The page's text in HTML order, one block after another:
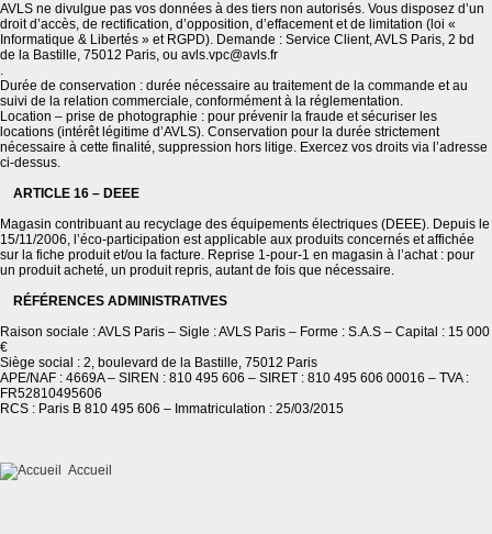
AVLS ne divulgue pas vos données à des tiers non autorisés. Vous disposez d’un
droit d’accès, de rectification, d’opposition, d’effacement et de limitation (loi «
Informatique & Libertés » et RGPD). Demande : Service Client, AVLS Paris, 2 bd
de la Bastille, 75012 Paris, ou avls.vpc@avls.fr
.
Durée de conservation : durée nécessaire au traitement de la commande et au
suivi de la relation commerciale, conformément à la réglementation.
Location – prise de photographie : pour prévenir la fraude et sécuriser les
locations (intérêt légitime d’AVLS). Conservation pour la durée strictement
nécessaire à cette finalité, suppression hors litige. Exercez vos droits via l’adresse
ci-dessus.
ARTICLE 16 – DEEE
Magasin contribuant au recyclage des équipements électriques (DEEE). Depuis le
15/11/2006, l’éco-participation est applicable aux produits concernés et affichée
sur la fiche produit et/ou la facture. Reprise 1-pour-1 en magasin à l’achat : pour
un produit acheté, un produit repris, autant de fois que nécessaire.
RÉFÉRENCES ADMINISTRATIVES
Raison sociale : AVLS Paris – Sigle : AVLS Paris – Forme : S.A.S – Capital : 15 000
€
Siège social : 2, boulevard de la Bastille, 75012 Paris
APE/NAF : 4669A – SIREN : 810 495 606 – SIRET : 810 495 606 00016 – TVA :
FR52810495606
RCS : Paris B 810 495 606 – Immatriculation : 25/03/2015
Accueil